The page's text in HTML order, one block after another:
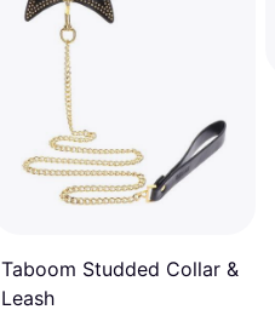
Taboom Studded Collar &
Leash